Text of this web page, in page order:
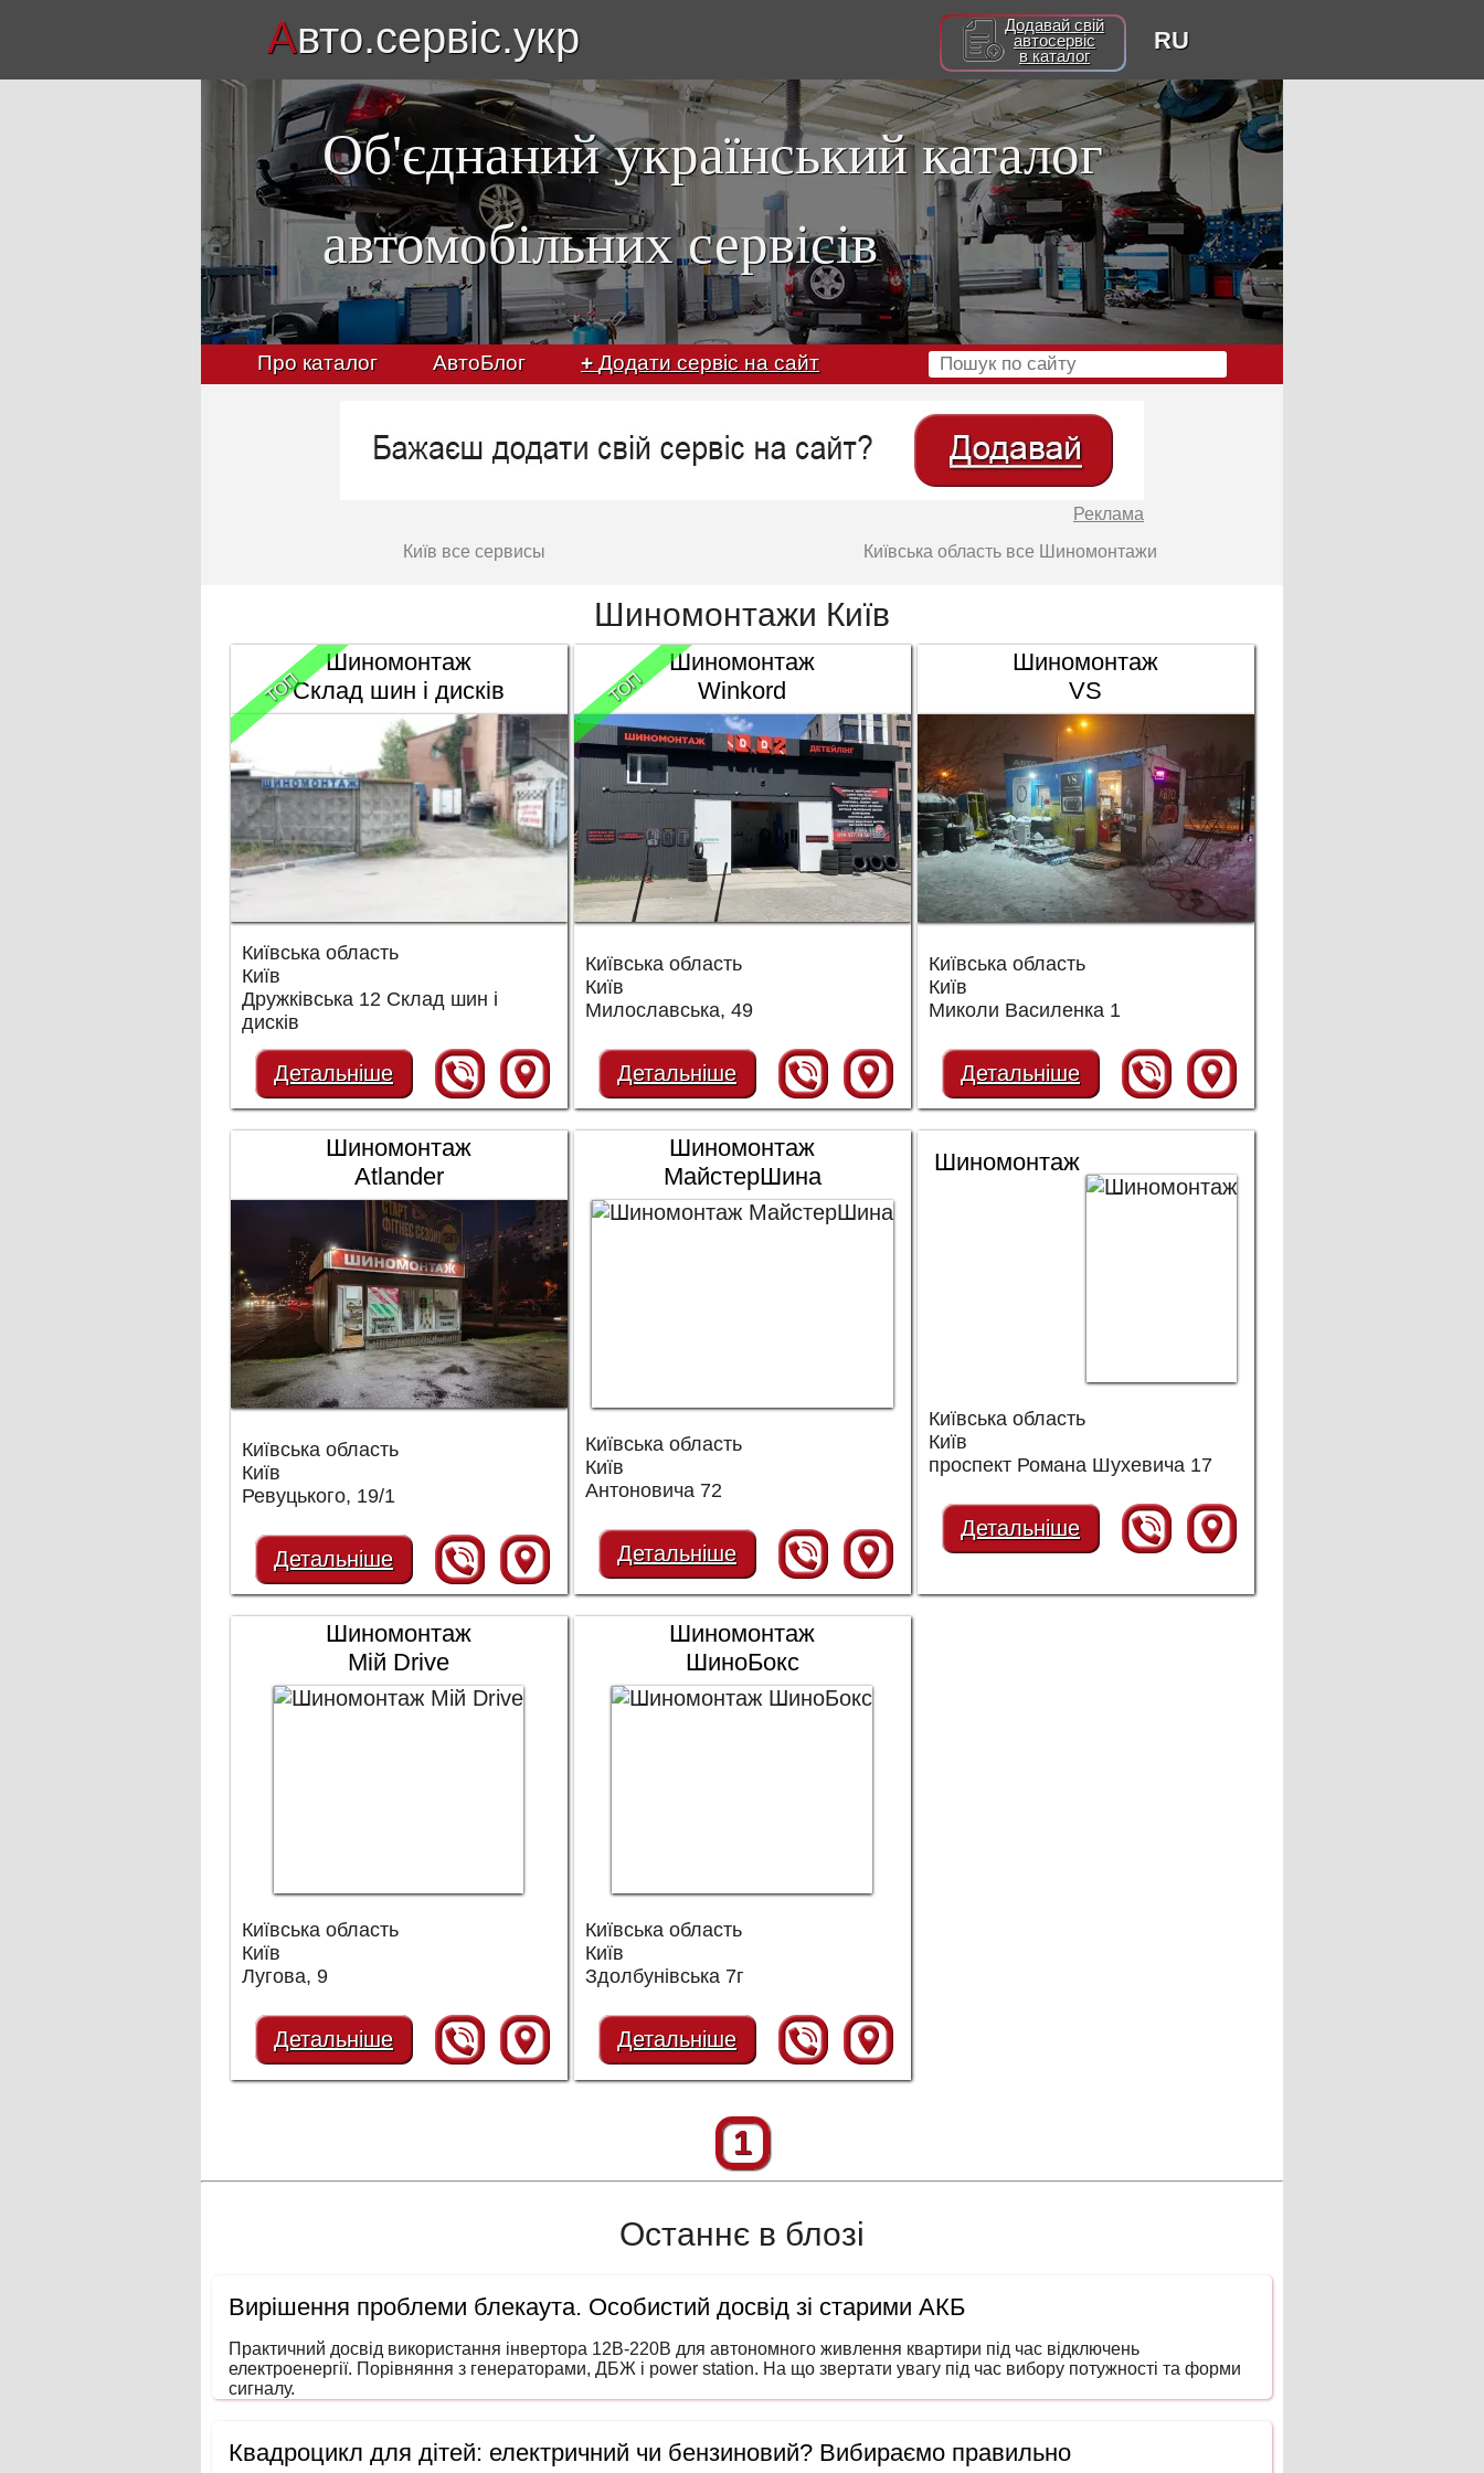
Авто.сервіс.укр
Додавай свій
автосервіс
в каталог
RU
Об'єднаний український каталог
автомобільних сервісів
Про каталог АвтоБлог + Додати сервіс на сайт
Реклама
Київ все сервисы
Київська область все Шиномонтажи
Шиномонтажи Київ
Шиномонтаж
Склад шин і дисків
Київська область
Київ
Дружківська 12 Склад шин і
дисків
Детальніше
ТОП
Шиномонтаж
Winkord
Київська область
Київ
Милославська, 49
Детальніше
ТОП
Шиномонтаж
VS
Київська область
Київ
Миколи Василенка 1
Детальніше
Шиномонтаж
Atlander
Київська область
Київ
Ревуцького, 19/1
Детальніше
Шиномонтаж
МайстерШина
Київська область
Київ
Антоновича 72
Детальніше
Шиномонтаж
Київська область
Київ
проспект Романа Шухевича 17
Детальніше
Шиномонтаж
Мій Drive
Київська область
Київ
Лугова, 9
Детальніше
Шиномонтаж
ШиноБокс
Київська область
Київ
Здолбунівська 7г
Детальніше
1
Останнє в блозі
Вирішення проблеми блекаута. Особистий досвід зі старими АКБ
Практичний досвід використання інвертора 12В-220В для автономного живлення квартири під час відключень
електроенергії. Порівняння з генераторами, ДБЖ і power station. На що звертати увагу під час вибору потужності та форми
сигналу.
Квадроцикл для дітей: електричний чи бензиновий? Вибираємо правильно